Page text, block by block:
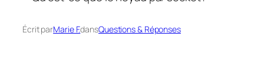
Écrit parMarie F.dansQuestions & Réponses